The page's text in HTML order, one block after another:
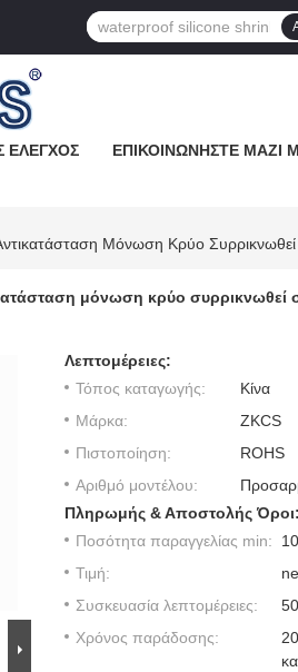
ΈΛΕΓΧΟΣ ΕΠΙΚΟΙΝΩΝΉΣΤΕ ΜΑΖΊ
Μόνωση Κρύο Συρρικνωθεί
μόνωση κρύο συρρικνωθεί
Λεπτομέρειες:
Τόπος καταγωγής:
Κίνα
Μάρκα:
ZKCS
Πιστοποίηση:
ROHS
Αριθμό μοντέλου:
Πληρωμής & Αποστολής Όροι:
Ποσότητα παραγγελίας min:
Τιμή:
Συσκευασία λεπτομέρειες:
Χρόνος παράδοσης: